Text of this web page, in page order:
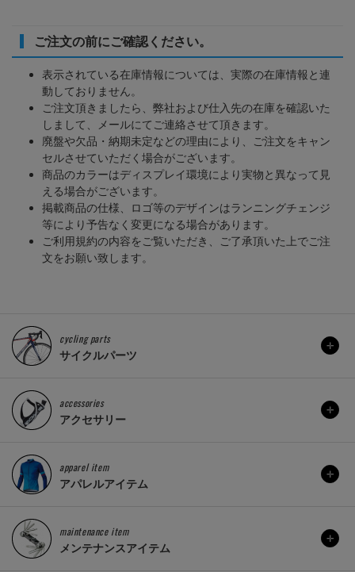
ご注文の前にご確認ください。
表示されている在庫情報については、実際の在庫情報と連
動しておりません。
ご注文頂きましたら、弊社および仕入先の在庫を確認いた
しまして、メールにてご連絡させて頂きます。
廃盤や欠品・納期未定などの理由により、ご注文をキャン
セルさせていただく場合がございます。
商品のカラーはディスプレイ環境により実物と異なって見
える場合がございます。
掲載商品の仕様、ロゴ等のデザインはランニングチェンジ
等により予告なく変更になる場合があります。
ご利用規約の内容をご覧いただき、ご了承頂いた上でご注
文をお願い致します。
cycling parts
サイクルパーツ
accessories
アクセサリー
apparel item
アパレルアイテム
maintenance item
メンテナンスアイテム